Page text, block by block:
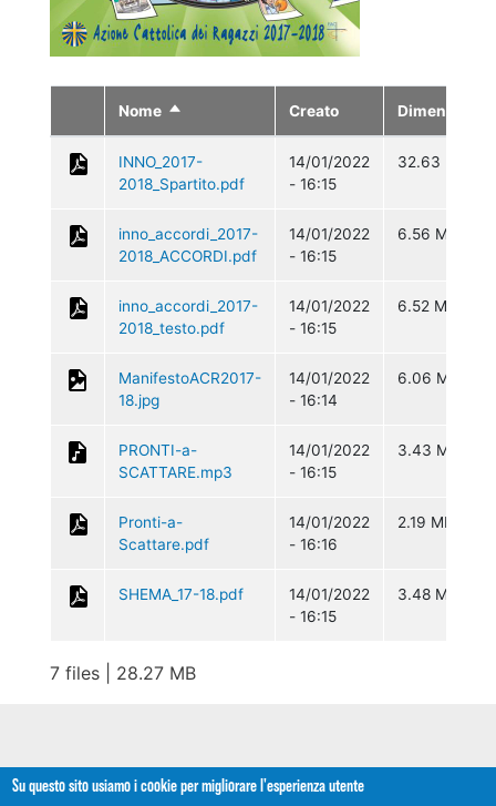
Nome Ordina
in
modo
discendente
Creato Dimensione
INNO_2017-
2018_Spartito.pdf
14/01/2022
- 16:15
32.63 KB
inno_accordi_2017-
2018_ACCORDI.pdf
14/01/2022
- 16:15
6.56 MB
inno_accordi_2017-
2018_testo.pdf
14/01/2022
- 16:15
6.52 MB
ManifestoACR2017-
18.jpg
14/01/2022
- 16:14
6.06 MB
PRONTI-a-
SCATTARE.mp3
14/01/2022
- 16:15
3.43 MB
Pronti-a-
Scattare.pdf
14/01/2022
- 16:16
2.19 MB
SHEMA_17-18.pdf
14/01/2022
- 16:15
3.48 MB
7 files | 28.27 MB
Su questo sito usiamo i cookie per migliorare l'esperienza utente